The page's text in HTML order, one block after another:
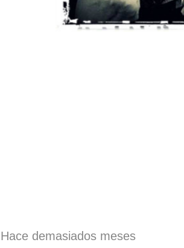
Hace demasiados meses